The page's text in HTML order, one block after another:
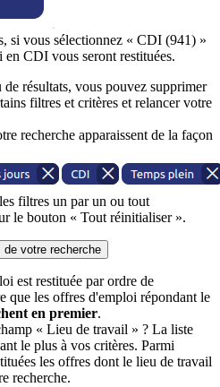
si vous sélectionnez « CDI (941) »
en CDI vous seront restituées.
résultats, vous pouvez supprimer
filtres et critères et relancer votre
recherche apparaissent de la façon
filtres un par un ou tout
le bouton « Tout réinitialiser ».
votre recherche
est restituée par ordre de
que les offres d'emploi répondant le
en premier.
« Lieu de travail » ? La liste
le plus à vos critères. Parmi
les offres dont le lieu de travail
recherche.